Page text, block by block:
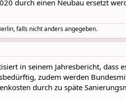
durch einen Neubau ersetzt
falls nicht anders angegeben.
in seinem Jahresbericht,
zudem werden
durch zu späte